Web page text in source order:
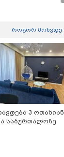
როგორ მოხვდე
3
საბურთალოზე